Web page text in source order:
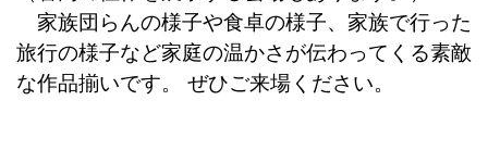
家族団らんの様子や食卓の様子、家族で行った
旅行の様子など家庭の温かさが伝わってくる素敵
な作品揃いです。 ぜひご来場ください。